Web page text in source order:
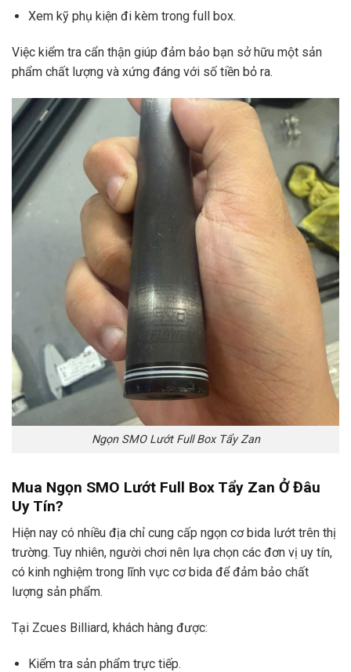
Xem kỹ phụ kiện đi kèm trong full box.
Việc kiểm tra cẩn thận giúp đảm bảo bạn sở hữu một sản
phẩm chất lượng và xứng đáng với số tiền bỏ ra.
Ngọn SMO Lướt Full Box Tẩy Zan
Mua Ngọn SMO Lướt Full Box Tẩy Zan Ở Đâu
Uy Tín?
Hiện nay có nhiều địa chỉ cung cấp ngọn cơ bida lướt trên thị
trường. Tuy nhiên, người chơi nên lựa chọn các đơn vị uy tín,
có kinh nghiệm trong lĩnh vực cơ bida để đảm bảo chất
lượng sản phẩm.
Tại Zcues Billiard, khách hàng được:
Kiểm tra sản phẩm trực tiếp.